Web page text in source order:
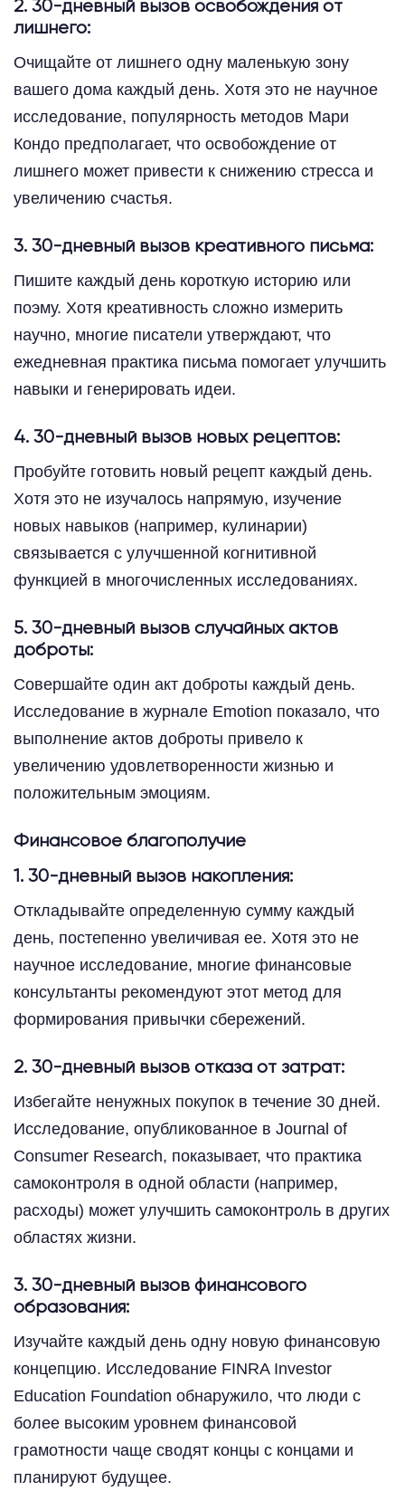
2. 30-дневный вызов освобождения от
лишнего:
Очищайте от лишнего одну маленькую зону
вашего дома каждый день. Хотя это не научное
исследование, популярность методов Мари
Кондо предполагает, что освобождение от
лишнего может привести к снижению стресса и
увеличению счастья.
3. 30-дневный вызов креативного письма:
Пишите каждый день короткую историю или
поэму. Хотя креативность сложно измерить
научно, многие писатели утверждают, что
ежедневная практика письма помогает улучшить
навыки и генерировать идеи.
4. 30-дневный вызов новых рецептов:
Пробуйте готовить новый рецепт каждый день.
Хотя это не изучалось напрямую, изучение
новых навыков (например, кулинарии)
связывается с улучшенной когнитивной
функцией в многочисленных исследованиях.
5. 30-дневный вызов случайных актов
доброты:
Совершайте один акт доброты каждый день.
Исследование в журнале Emotion показало, что
выполнение актов доброты привело к
увеличению удовлетворенности жизнью и
положительным эмоциям.
Финансовое благополучие
1. 30-дневный вызов накопления:
Откладывайте определенную сумму каждый
день, постепенно увеличивая ее. Хотя это не
научное исследование, многие финансовые
консультанты рекомендуют этот метод для
формирования привычки сбережений.
2. 30-дневный вызов отказа от затрат:
Избегайте ненужных покупок в течение 30 дней.
Исследование, опубликованное в Journal of
Consumer Research, показывает, что практика
самоконтроля в одной области (например,
расходы) может улучшить самоконтроль в других
областях жизни.
3. 30-дневный вызов финансового
образования:
Изучайте каждый день одну новую финансовую
концепцию. Исследование FINRA Investor
Education Foundation обнаружило, что люди с
более высоким уровнем финансовой
грамотности чаще сводят концы с концами и
планируют будущее.